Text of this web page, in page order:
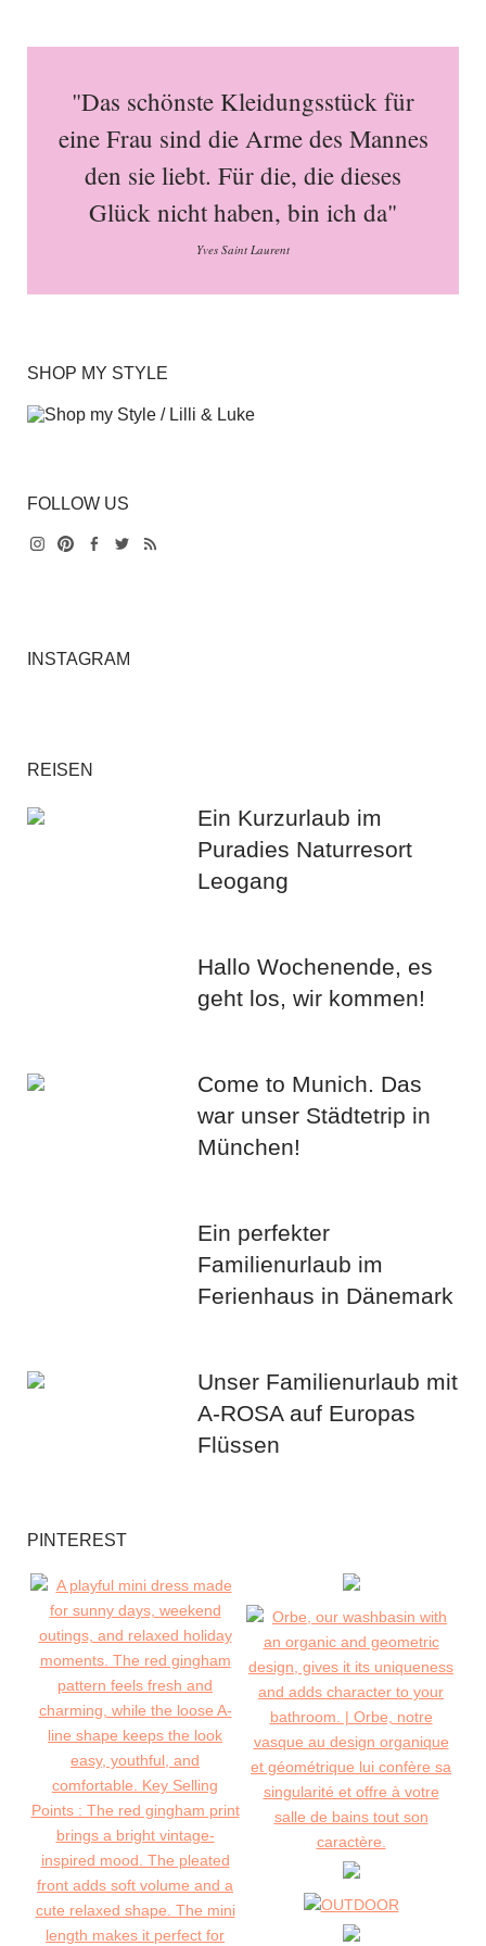
"Das schönste Kleidungsstück für
eine Frau sind die Arme des Mannes
den sie liebt. Für die, die dieses
Glück nicht haben, bin ich da"
Yves Saint Laurent
SHOP MY STYLE
FOLLOW US
INSTAGRAM
REISEN
Ein Kurzurlaub im
Puradies Naturresort
Leogang
Hallo Wochenende, es
geht los, wir kommen!
Come to Munich. Das
war unser Städtetrip in
München!
Ein perfekter
Familienurlaub im
Ferienhaus in Dänemark
Unser Familienurlaub mit
A-ROSA auf Europas
Flüssen
PINTEREST